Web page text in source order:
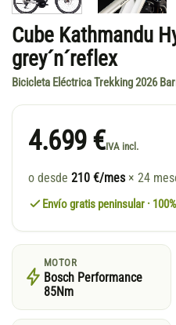
Cube Kathmandu
grey´n´reflex
Bicicleta Eléctrica Trekking 2026
4.699 €IVA incl.
o desde 210 €/mes × 24
Envío gratis peninsular ·
MOTOR
Bosch Performance
85Nm